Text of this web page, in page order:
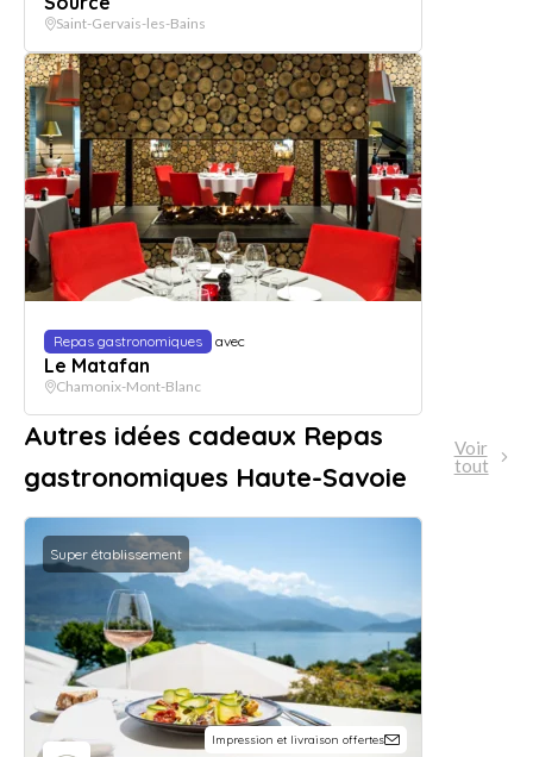
Saint-Gervais-les-Bains
Repas gastronomiques avec
Le Matafan
Chamonix-Mont-Blanc
Autres idées cadeaux Repas
gastronomiques Haute-Savoie
Voir
tout
Super établissement
Impression et livraison offertes